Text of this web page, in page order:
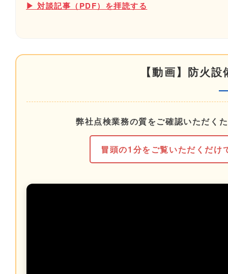
▶ 対談記事（PDF）を拝読する
【動画】防火
弊社点検業務の質をご確認いただく
冒頭の1分をご覧いただくだけ